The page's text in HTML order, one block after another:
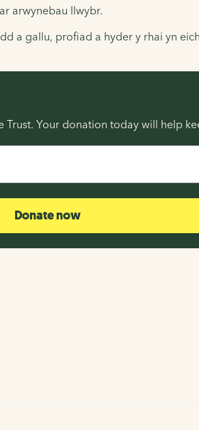
arwynebau llwybr.
a gallu, profiad a hyder y rhai yn
Your donation today will help
Donate now